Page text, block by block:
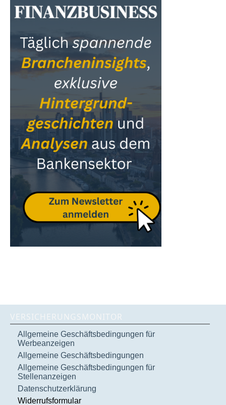
VERSICHERUNGSMONITOR
Allgemeine Geschäftsbedingungen für
Werbeanzeigen
Allgemeine Geschäftsbedingungen
Allgemeine Geschäftsbedingungen für
Stellenanzeigen
Datenschutzerklärung
Widerrufsformular